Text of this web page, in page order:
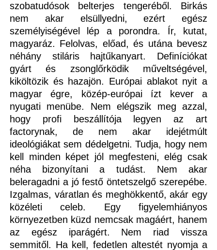
szobatudósok belterjes tengeréből. Birkás
nem akar elsüllyedni, ezért egész
személyiségével lép a porondra. Ír, kutat,
magyaráz. Felolvas, előad, és utána bevesz
néhány stiláris hajtűkanyart. Definíciókat
gyárt és zsonglőrködik műveltségével,
kiköltözik és hazajön. Európai ablakot nyit a
magyar égre, közép-európai ízt kever a
nyugati menübe. Nem elégszik meg azzal,
hogy profi beszállítója legyen az art
factorynak, de nem akar idejétmúlt
ideológiákat sem dédelgetni. Tudja, hogy nem
kell minden képet jól megfesteni, elég csak
néha bizonyítani a tudást. Nem akar
beleragadni a jó festő öntetszelgő szerepébe.
Izgalmas, váratlan és meghökkentő, akár egy
közéleti celeb. Egy figyelemhiányos
környezetben küzd nemcsak magáért, hanem
az egész iparágért. Nem riad vissza
semmitől. Ha kell, fedetlen altestét nyomja a